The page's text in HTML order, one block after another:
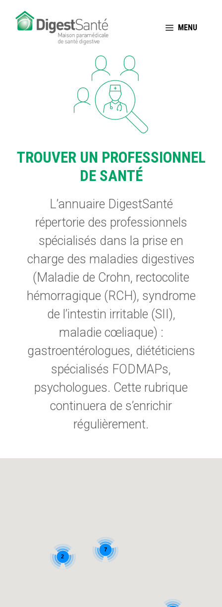
MENU
TROUVER UN PROFESSIONNEL
DE SANTÉ
L’annuaire DigestSanté
répertorie des professionnels
spécialisés dans la prise en
charge des maladies digestives
(Maladie de Crohn, rectocolite
hémorragique (RCH), syndrome
de l’intestin irritable (SII),
maladie cœliaque) :
gastroentérologues, diététiciens
spécialisés FODMAPs,
psychologues. Cette rubrique
continuera de s’enrichir
régulièrement.
7
2